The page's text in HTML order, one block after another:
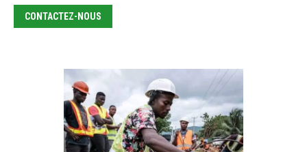
CONTACTEZ-NOUS